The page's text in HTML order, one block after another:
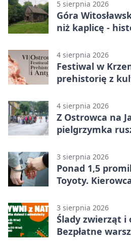
5 sierpnia 2026
Góra
niż kaplicę -
4 sierpnia 2026
Festiwal w
prehistorię z
4 sierpnia 2026
Z Ostrowca na
pielgrzymka
3 sierpnia 2026
Ponad 1,5
Toyoty.
3 sierpnia 2026
Ślady zwierząt i
Bezpłatne